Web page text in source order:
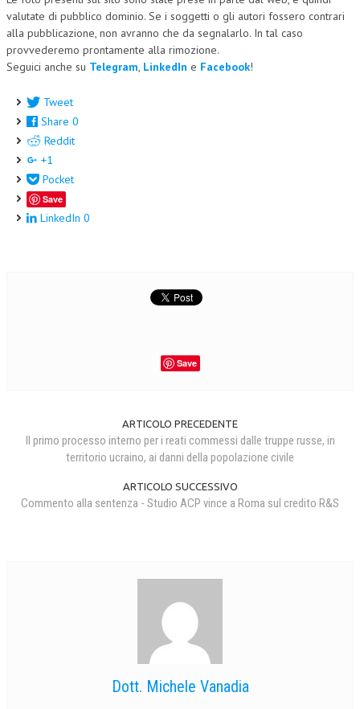
valutate di pubblico dominio. Se i soggetti o gli autori fossero contrari
alla pubblicazione, non avranno che da segnalarlo. In tal caso
provvederemo prontamente alla rimozione.
Seguici anche su Telegram, LinkedIn e Facebook!
Tweet
Share 0
Reddit
+1
Pocket
Save
LinkedIn 0
Save
ARTICOLO PRECEDENTE
Il primo processo interno per i reati commessi dalle truppe russe, in
territorio ucraino, ai danni della popolazione civile
ARTICOLO SUCCESSIVO
Commento alla sentenza - Studio ACP vince a Roma sul credito R&S
Dott. Michele Vanadia